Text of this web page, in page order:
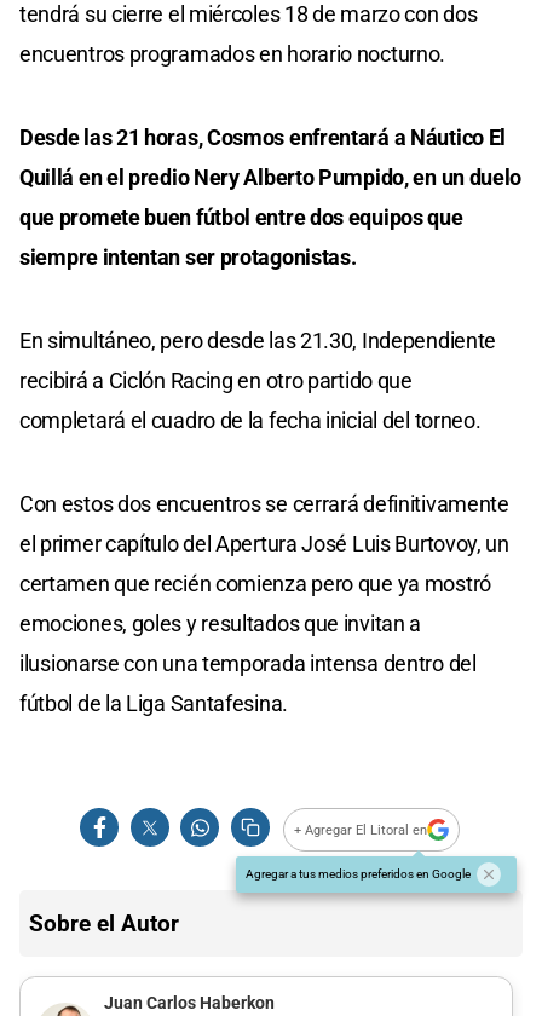
tendrá su cierre el miércoles 18 de marzo con dos
encuentros programados en horario nocturno.
Desde las 21 horas, Cosmos enfrentará a Náutico El
Quillá en el predio Nery Alberto Pumpido, en un duelo
que promete buen fútbol entre dos equipos que
siempre intentan ser protagonistas.
En simultáneo, pero desde las 21.30, Independiente
recibirá a Ciclón Racing en otro partido que
completará el cuadro de la fecha inicial del torneo.
Con estos dos encuentros se cerrará definitivamente
el primer capítulo del Apertura José Luis Burtovoy, un
certamen que recién comienza pero que ya mostró
emociones, goles y resultados que invitan a
ilusionarse con una temporada intensa dentro del
fútbol de la Liga Santafesina.
+ Agregar El Litoral en
Agregar a tus medios preferidos en Google
Sobre el Autor
Juan Carlos Haberkon